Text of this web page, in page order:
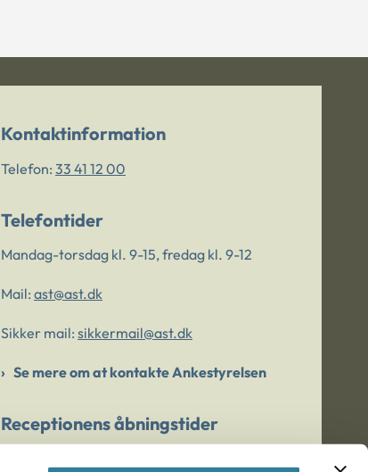
Kontaktinformation
Telefon: 33 41 12 00
Telefontider
Mandag-torsdag kl. 9-15, fredag kl. 9-12
Mail: ast@ast.dk
Sikker mail: sikkermail@ast.dk
Se mere om at kontakte Ankestyrelsen
Receptionens åbningstider